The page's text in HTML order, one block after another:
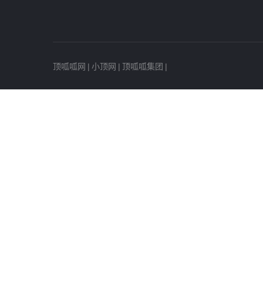
顶呱呱网 | 小顶网 | 顶呱呱集团 |